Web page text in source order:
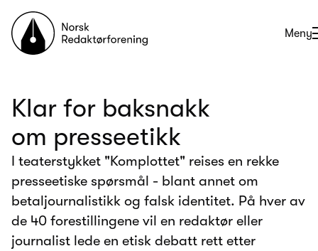
Til forsiden
Åpne
Meny
Klar for baksnakk
om presseetikk
I teaterstykket "Komplottet" reises en rekke
presseetiske spørsmål - blant annet om
betaljournalistikk og falsk identitet. På hver av
de 40 forestillingene vil en redaktør eller
journalist lede en etisk debatt rett etter